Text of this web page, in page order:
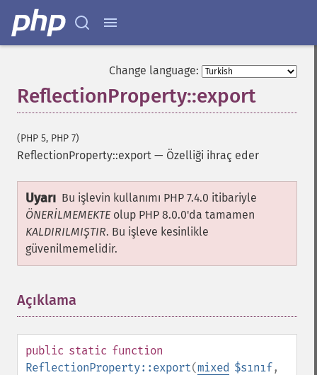
Change language:
ReflectionProperty::export
(PHP 5, PHP 7)
ReflectionProperty::export — Özelliği ihraç eder
Uyarı Bu işlevin kullanımı PHP 7.4.0 itibariyle
ÖNERİLMEMEKTEolup PHP 8.0.0'da tamamen
KALDIRILMIŞTIR. Bu işleve kesinlikle
güvenilmemelidir.
Açıklama
public static function
ReflectionProperty::export(mixed $sınıf,